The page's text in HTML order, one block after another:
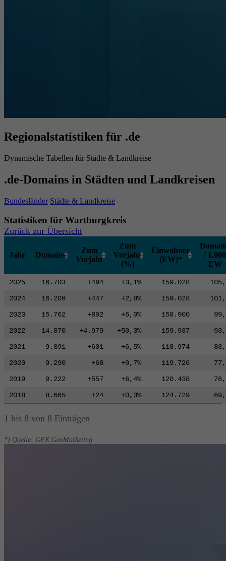
Regionalstatistiken für .de
Dynamische Tabellen für Städte & Landkreise
.de-Domains in Städten und Landkreisen
Bundesländer Städte & Landkreise
Statistiken für Wartburgkreis
Zurück zur Übersicht
Jahr Domains
Zum
Vorjahr
Zum
Vorjahr
(%)
Einwohner
(EW)*
/ 1.000
EW
2025 16.703 +494 +3,1% 159.028
2024
16.209 +447 +2,8% 159.028
2023
15.762 +892 +6,0% 158.900
2022
14.870 +4.979 +50,3% 159.937
2021
9.891 +601 +6,5% 118.974
2020
9.290 +68 +0,7% 119.726
2019
9.222 +557 +6,4% 120.438
2018
8.665 +24 +0,3% 124.729
1 bis 8 von 8 Einträgen
*) Quelle: GFK GeoMarketing